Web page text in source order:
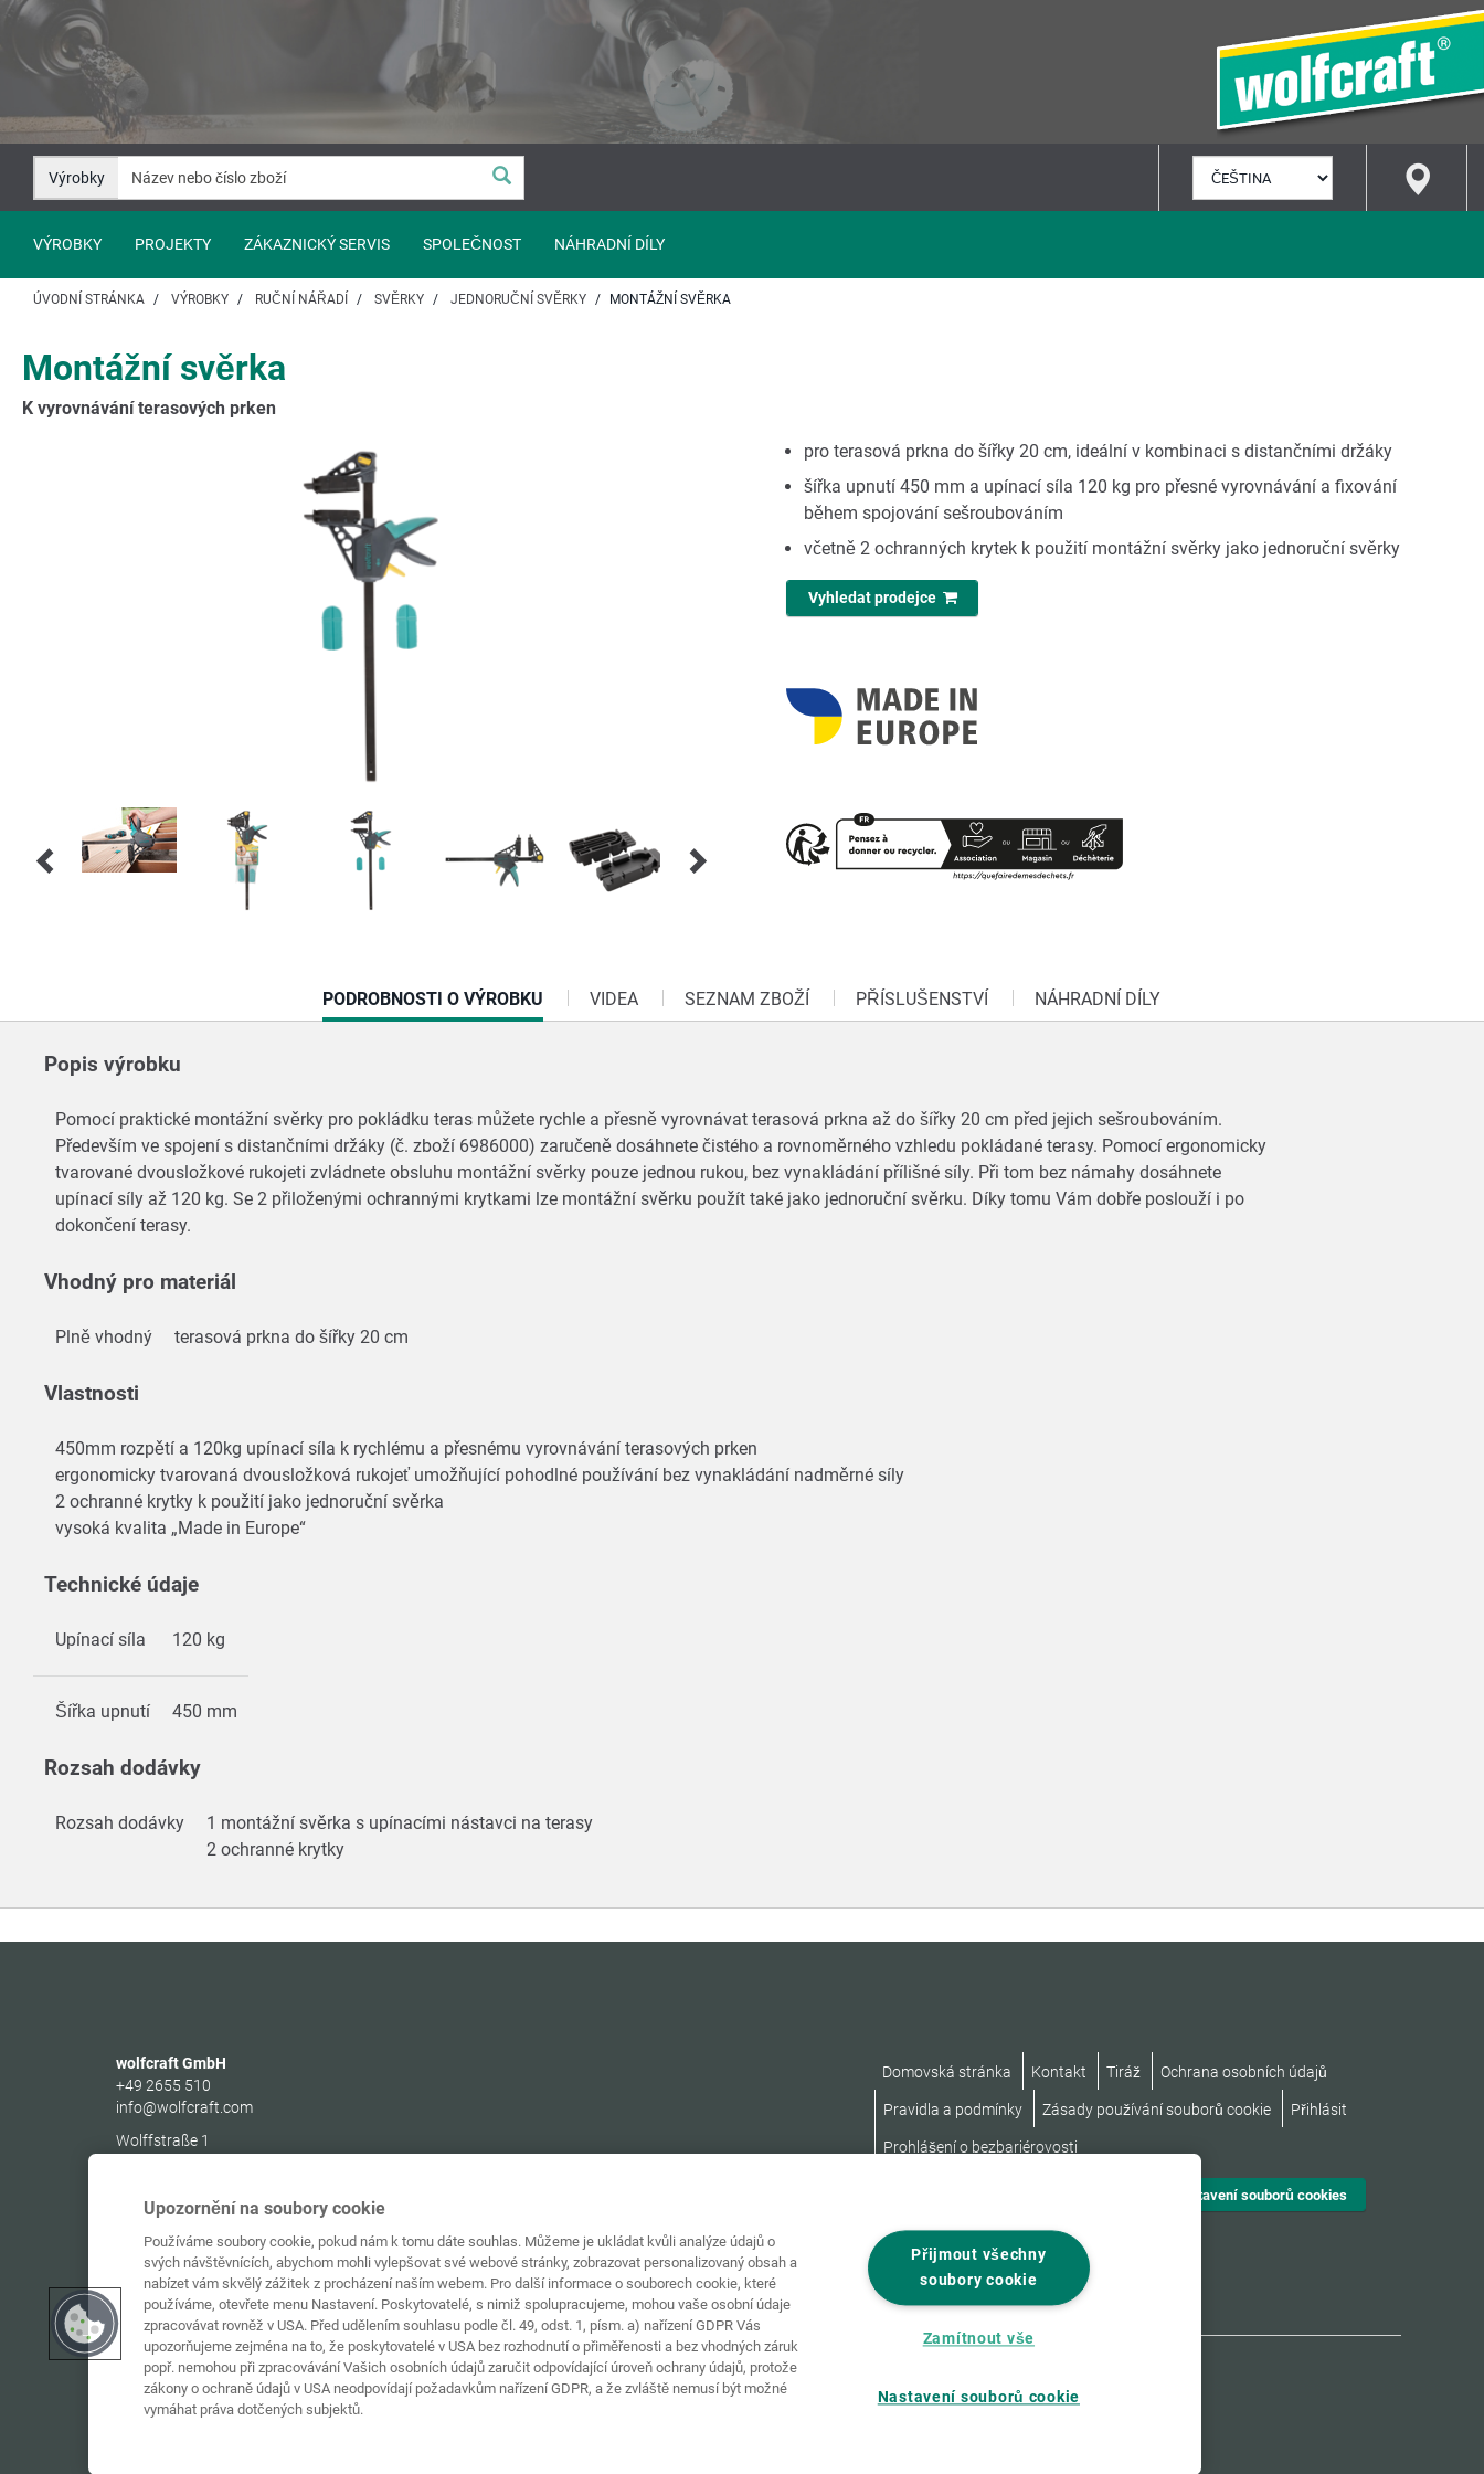
Přejít
Obsah
Přejít
Navigaci
Výrobky
VYBRAT
JAZYK
VÝROBKY PROJEKTY ZÁKAZNICKÝ SERVIS SPOLEČNOST NÁHRADNÍ DÍLY
ÚVODNÍ STRÁNKA VÝROBKY RUČNÍ NÁŘADÍ SVĚRKY JEDNORUČNÍ SVĚRKY MONTÁŽNÍ SVĚRKA
Montážní svěrka
K vyrovnávání terasových prken
pro terasová prkna do šířky 20 cm, ideální v kombinaci s distančními držáky
šířka upnutí 450 mm a upínací síla 120 kg pro přesné vyrovnávání a fixování
během spojování sešroubováním
včetně 2 ochranných krytek k použití montážní svěrky jako jednoruční svěrky
Vyhledat prodejce
CURRENT
TAB:
PODROBNOSTI O VÝROBKU VIDEA SEZNAM ZBOŽÍ PŘÍSLUŠENSTVÍ NÁHRADNÍ DÍLY
Popis výrobku
Pomocí praktické montážní svěrky pro pokládku teras můžete rychle a přesně vyrovnávat terasová prkna až do šířky 20 cm před jejich sešroubováním.
Především ve spojení s distančními držáky (č. zboží 6986000) zaručeně dosáhnete čistého a rovnoměrného vzhledu pokládané terasy. Pomocí ergonomicky
tvarované dvousložkové rukojeti zvládnete obsluhu montážní svěrky pouze jednou rukou, bez vynakládání přílišné síly. Při tom bez námahy dosáhnete
upínací síly až 120 kg. Se 2 přiloženými ochrannými krytkami lze montážní svěrku použít také jako jednoruční svěrku. Díky tomu Vám dobře poslouží i po
dokončení terasy.
Vhodný pro materiál
Plně vhodný terasová prkna do šířky 20 cm
Vlastnosti
450mm rozpětí a 120kg upínací síla k rychlému a přesnému vyrovnávání terasových prken
ergonomicky tvarovaná dvousložková rukojeť umožňující pohodlné používání bez vynakládání nadměrné síly
2 ochranné krytky k použití jako jednoruční svěrka
vysoká kvalita „Made in Europe“
Technické údaje
Upínací síla 120 kg
Šířka upnutí 450 mm
Rozsah dodávky
Rozsah dodávky
1 montážní svěrka s upínacími nástavci na terasy
2 ochranné krytky
wolfcraft GmbH
+49 2655 510
info@wolfcraft.com
Wolffstraße 1
Domovská stránka Kontakt Tiráž Ochrana osobních údajů
Pravidla a podmínky Zásady používání souborů cookie Přihlásit
Prohlášení o bezbariérovosti
Nastavení souborů cookies
Upozornění na soubory cookie
Používáme soubory cookie, pokud nám k tomu dáte souhlas. Můžeme je ukládat kvůli analýze údajů o
svých návštěvnících, abychom mohli vylepšovat své webové stránky, zobrazovat personalizovaný obsah a
nabízet vám skvělý zážitek z procházení naším webem. Pro další informace o souborech cookie, které
používáme, otevřete menu Nastavení. Poskytovatelé, s nimiž spolupracujeme, mohou vaše osobní údaje
zpracovávat rovněž v USA. Před udělením souhlasu podle čl. 49, odst. 1, písm. a) nařízení GDPR Vás
upozorňujeme zejména na to, že poskytovatelé v USA bez rozhodnutí o přiměřenosti a bez vhodných záruk
popř. nemohou při zpracovávání Vašich osobních údajů zaručit odpovídající úroveň ochrany údajů, protože
zákony o ochraně údajů v USA neodpovídají požadavkům nařízení GDPR, a že zvláště nemusí být možné
vymáhat práva dotčených subjektů.
Přijmout všechny
soubory cookie
Zamítnout vše
Nastavení souborů cookie